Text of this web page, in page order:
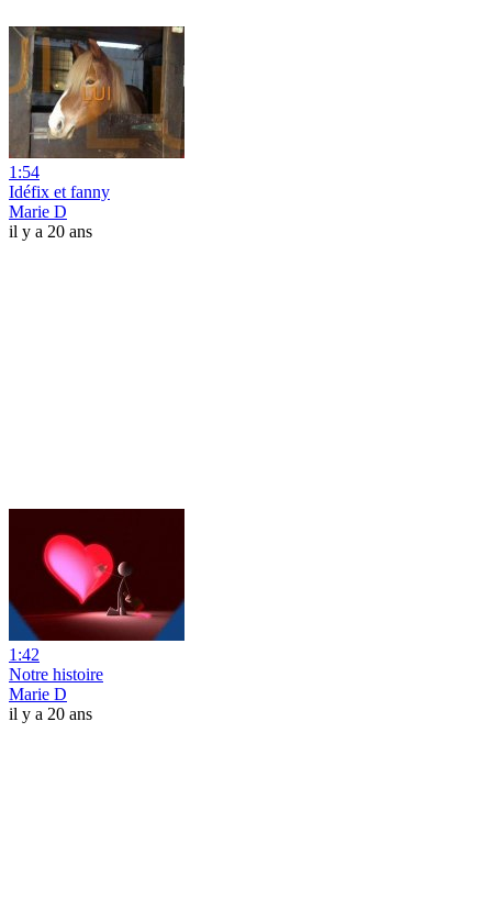
1:54
Idéfix et fanny
Marie D
il y a 20 ans
1:42
Notre histoire
Marie D
il y a 20 ans